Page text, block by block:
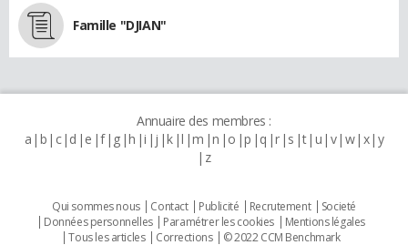
Famille "DJIAN"
Annuaire des membres :
a b c d e f g h i j k l m n o p q r s t u v w x y
z
Qui sommes nous Contact Publicité Recrutement
Societé
Données personnelles
Paramétrer les cookies
Mentions légales
Tous les articles
Corrections © 2022 CCM Benchmark